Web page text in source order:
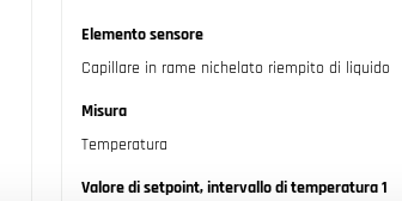
Elemento sensore
Capillare in rame nichelato riempito di liquido
Misura
Temperatura
Valore di setpoint, intervallo di temperatura 1